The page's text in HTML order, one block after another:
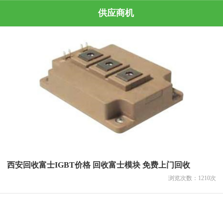
供应商机
西安回收富士IGBT价格 回收富士模块 免费上门回收
浏览次数： 1210次